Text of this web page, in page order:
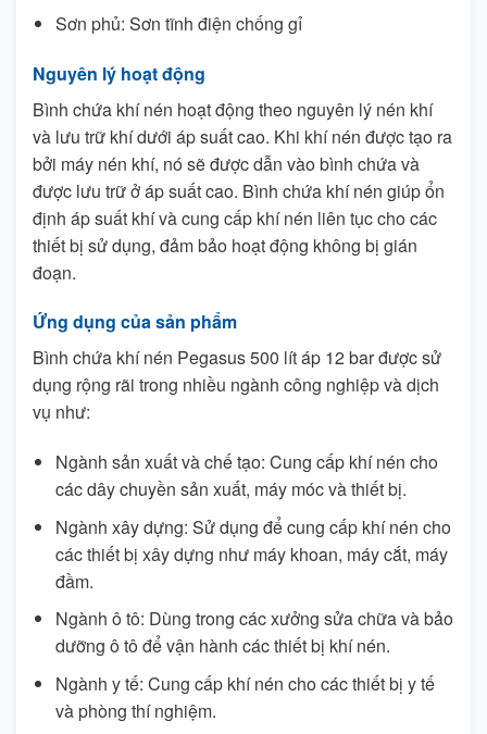
Sơn phủ: Sơn tĩnh điện chống gỉ
Nguyên lý hoạt động
Bình chứa khí nén hoạt động theo nguyên lý nén khí
và lưu trữ khí dưới áp suất cao. Khi khí nén được tạo ra
bởi máy nén khí, nó sẽ được dẫn vào bình chứa và
được lưu trữ ở áp suất cao. Bình chứa khí nén giúp ổn
định áp suất khí và cung cấp khí nén liên tục cho các
thiết bị sử dụng, đảm bảo hoạt động không bị gián
đoạn.
Ứng dụng của sản phẩm
Bình chứa khí nén Pegasus 500 lít áp 12 bar được sử
dụng rộng rãi trong nhiều ngành công nghiệp và dịch
vụ như:
Ngành sản xuất và chế tạo: Cung cấp khí nén cho
các dây chuyền sản xuất, máy móc và thiết bị.
Ngành xây dựng: Sử dụng để cung cấp khí nén cho
các thiết bị xây dựng như máy khoan, máy cắt, máy
đầm.
Ngành ô tô: Dùng trong các xưởng sửa chữa và bảo
dưỡng ô tô để vận hành các thiết bị khí nén.
Ngành y tế: Cung cấp khí nén cho các thiết bị y tế
và phòng thí nghiệm.